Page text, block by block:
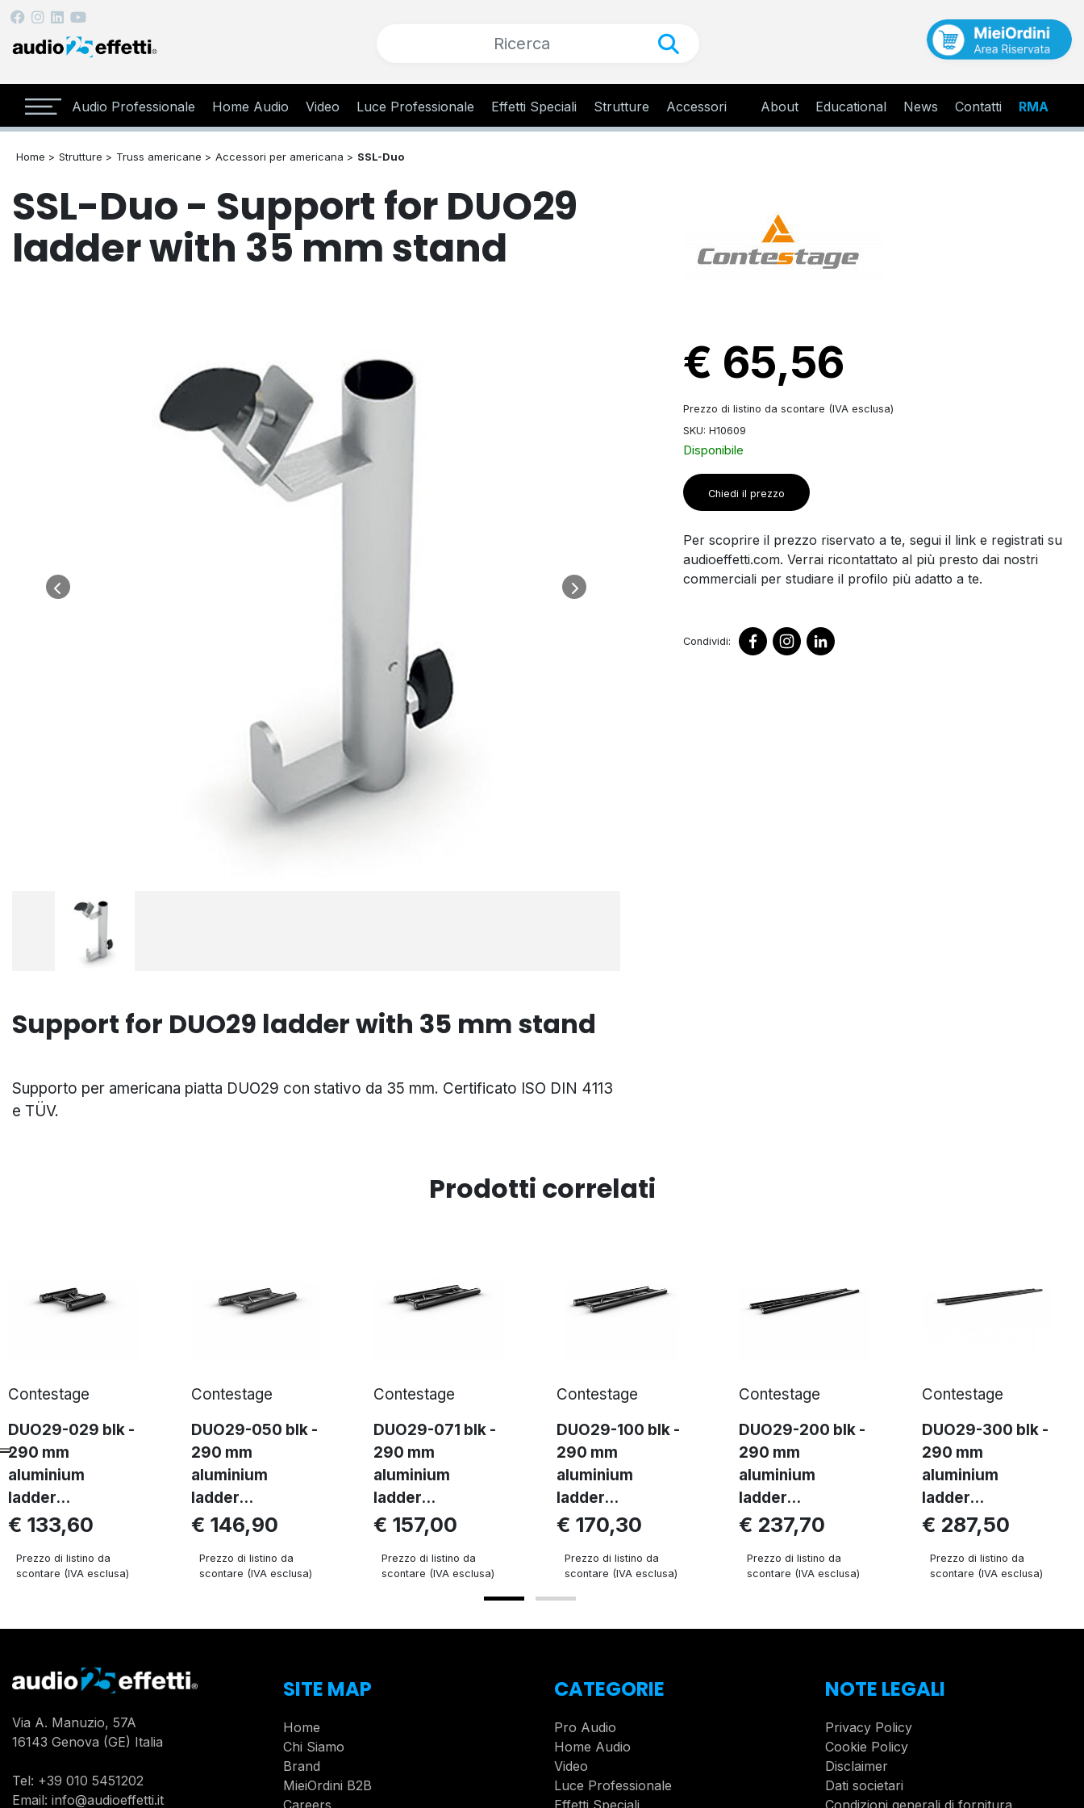
Audio Professionale Home Audio Video Luce Professionale Effetti Speciali Strutture Accessori About Educational News Contatti RMA
Home > Strutture > Truss americane > Accessori per americana > SSL-Duo
SSL-Duo - Support for DUO29
ladder with 35 mm stand
Support for DUO29 ladder with 35 mm stand
Supporto per americana piatta DUO29 con stativo da 35 mm. Certificato ISO DIN 4113
e TÜV.
€ 65,56
Prezzo di listino da scontare (IVA esclusa)
SKU: H10609
Disponibile
Chiedi il prezzo
Per scoprire il prezzo riservato a te, segui il link e registrati su
audioeffetti.com. Verrai ricontattato al più presto dai nostri
commerciali per studiare il profilo più adatto a te.
Condividi:
Prodotti correlati
Contestage
DUO29-029 blk -
290 mm
aluminium
ladder...
€ 133,60
Prezzo di listino da
scontare (IVA esclusa)
Contestage
DUO29-050 blk -
290 mm
aluminium
ladder...
€ 146,90
Prezzo di listino da
scontare (IVA esclusa)
Contestage
DUO29-071 blk -
290 mm
aluminium
ladder...
€ 157,00
Prezzo di listino da
scontare (IVA esclusa)
Contestage
DUO29-100 blk -
290 mm
aluminium
ladder...
€ 170,30
Prezzo di listino da
scontare (IVA esclusa)
Contestage
DUO29-200 blk -
290 mm
aluminium
ladder...
€ 237,70
Prezzo di listino da
scontare (IVA esclusa)
Contestage
DUO29-300 blk -
290 mm
aluminium
ladder...
€ 287,50
Prezzo di listino da
scontare (IVA esclusa)
Via A. Manuzio, 57A
16143 Genova (GE) Italia
Tel: +39 010 5451202
Email: info@audioeffetti.it
SITE MAP
Home
Chi Siamo
Brand
MieiOrdini B2B
CATEGORIE
Pro Audio
Home Audio
Video
Luce Professionale
NOTE LEGALI
Privacy Policy
Cookie Policy
Disclaimer
Dati societari